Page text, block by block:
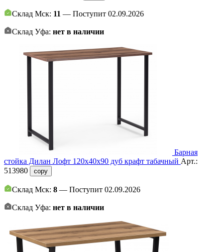
Склад Мск: 11 — Поступит 02.09.2026
Склад Уфа: нет в наличии
Барная
стойка Дилан Лофт 120х40х90 дуб крафт табачный Арт.:
513980
copy
Склад Мск: 8 — Поступит 02.09.2026
Склад Уфа: нет в наличии